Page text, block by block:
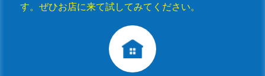
す。ぜひお店に来て試してみてください。